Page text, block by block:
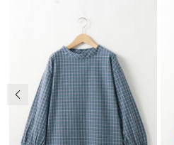
前の画像